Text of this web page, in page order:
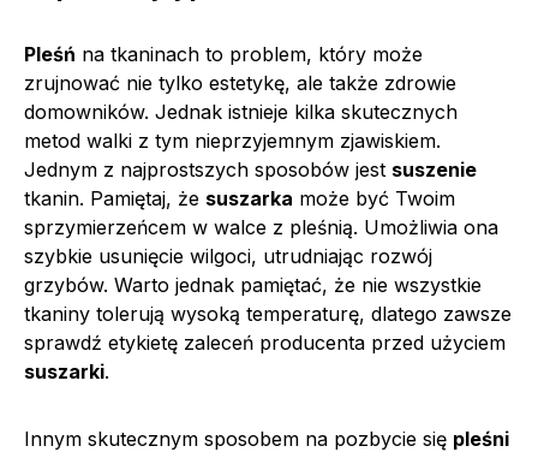
Pleśń na tkaninach to problem, który może
zrujnować nie tylko estetykę, ale także zdrowie
domowników. Jednak istnieje kilka skutecznych
metod walki z tym nieprzyjemnym zjawiskiem.
Jednym z najprostszych sposobów jest suszenie
tkanin. Pamiętaj, że suszarka może być Twoim
sprzymierzeńcem w walce z pleśnią. Umożliwia ona
szybkie usunięcie wilgoci, utrudniając rozwój
grzybów. Warto jednak pamiętać, że nie wszystkie
tkaniny tolerują wysoką temperaturę, dlatego zawsze
sprawdź etykietę zaleceń producenta przed użyciem
suszarki.
Innym skutecznym sposobem na pozbycie się pleśni